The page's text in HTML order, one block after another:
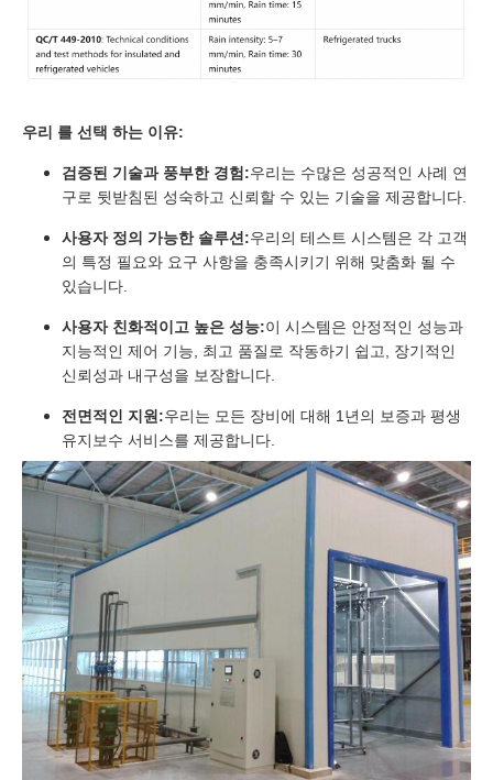
우리 를 선택 하는 이유:
검증된 기술과 풍부한 경험:우리는 수많은 성공적인 사례 연
구로 뒷받침된 성숙하고 신뢰할 수 있는 기술을 제공합니다.
사용자 정의 가능한 솔루션:우리의 테스트 시스템은 각 고객
의 특정 필요와 요구 사항을 충족시키기 위해 맞춤화 될 수
있습니다.
사용자 친화적이고 높은 성능:이 시스템은 안정적인 성능과
지능적인 제어 기능, 최고 품질로 작동하기 쉽고, 장기적인
신뢰성과 내구성을 보장합니다.
전면적인 지원:우리는 모든 장비에 대해 1년의 보증과 평생
유지보수 서비스를 제공합니다.